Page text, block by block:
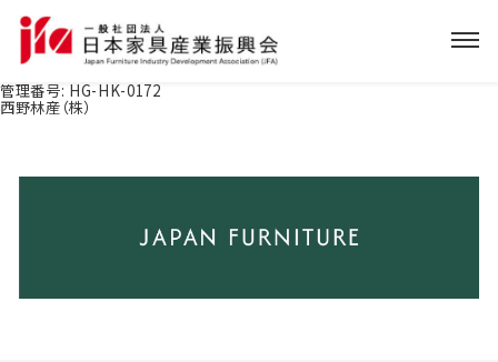
管理番号: HG-HK-0172
西野林産（株）